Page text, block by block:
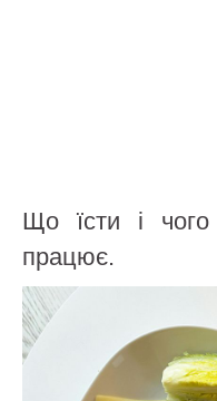
Що їсти і
працює.